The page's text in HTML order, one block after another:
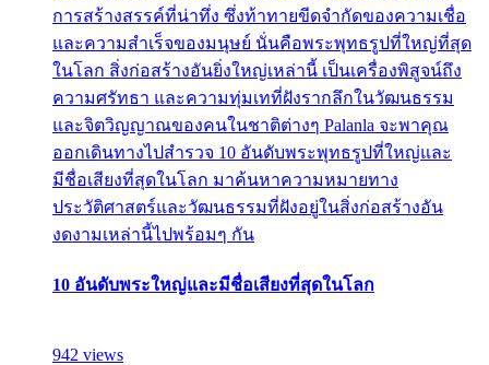
การสร้างสรรค์ที่น่าทึ่ง ซึ่งท้าทายขีดจำกัดของความเชื่อ
และความสำเร็จของมนุษย์ นั่นคือพระพุทธรูปที่ใหญ่ที่สุด
ในโลก สิ่งก่อสร้างอันยิ่งใหญ่เหล่านี้ เป็นเครื่องพิสูจน์ถึง
ความศรัทธา และความทุ่มเทที่ฝังรากลึกในวัฒนธรรม
และจิตวิญญาณของคนในชาติต่างๆ Palanla จะพาคุณ
ออกเดินทางไปสำรวจ 10 อันดับพระพุทธรูปที่ใหญ่และ
มีชื่อเสียงที่สุดในโลก มาค้นหาความหมายทาง
ประวัติศาสตร์และวัฒนธรรมที่ฝังอยู่ในสิ่งก่อสร้างอัน
งดงามเหล่านี้ไปพร้อมๆ กัน
10 อันดับพระใหญ่และมีชื่อเสียงที่สุดในโลก
942 views